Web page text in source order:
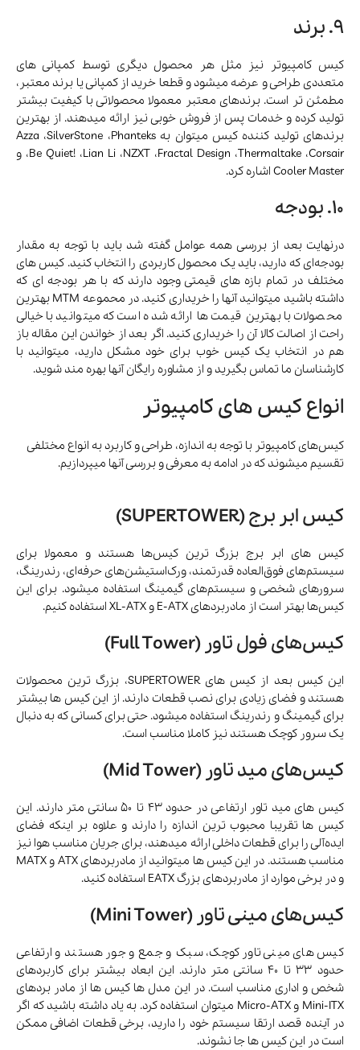
9. برند
کیس کامپیوتر نیز مثل هر محصول دیگری توسط کمپانی های
متعددی طراحی و عرضه میشود و قطعا خرید از کمپانی یا برند معتبر،
مطمئن تر است. برندهای معتبر معمولا محصولاتی با کیفیت بیشتر
تولید کرده و خدمات پس از فروش خوبی نیز ارائه میدهند. از بهترین
برندهای تولید کننده کیس میتوان به Azza ،SilverStone ،Phanteks
،Be Quiet! ،Lian Li ،NZXT ،Fractal Design ،Thermaltake ،Corsair و
Cooler Master اشاره کرد.
10. بودجه
درنهایت بعد از بررسی همه عوامل گفته شد باید با توجه به مقدار
بودجه‌ای که دارید، باید یک محصول کاربردی را انتخاب کنید. کیس های
مختلف در تمام بازه های قیمتی وجود دارند که با هر بودجه ای که
داشته باشید میتوانید آنها را خریداری کنید. در محموعه MTM بهترین
محصولات با بهترین قیمت ها ارائه شده است که میتوانید با خیالی
راحت از اصالت کالا آن را خریداری کنید. اگر بعد از خواندن این مقاله باز
هم در انتخاب یک کیس خوب برای خود مشکل دارید، میتوانید با
کارشناسان ما تماس بگیرید و از مشاوره رایگان آنها بهره مند شوید.
انواع کیس های کامپیوتر
کیس‌های کامپیوتر با توجه به اندازه، طراحی و کاربرد به انواع مختلفی
تقسیم میشوند که در ادامه به معرفی و بررسی آنها میپردازیم.
کیس ابر برج (SUPERTOWER)
کیس های ابر برج بزرگ ترین کیس‌ها هستند و معمولا برای
سیستم‌های فوق‌العاده قدرتمند، ورک‌استیشن‌های حرفه‌ای، رندرینگ،
سرورهای شخصی و سیستم‌های گیمینگ استفاده میشود. برای این
کیس‌ها بهتر است از مادربردهای E-ATX و XL-ATX استفاده کنیم.
کیس‌های فول تاور (Full Tower)
این کیس بعد از کیس های SUPERTOWER، بزرگ ترین محصولات
هستند و فضای زیادی برای نصب قطعات دارند. از این کیس ها بیشتر
برای گیمینگ و رندرینگ استفاده میشود. حتی برای کسانی که به دنبال
یک سرور کوچک هستند نیز کاملا مناسب است.
کیس‌های مید تاور (Mid Tower)
کیس های مید تاور ارتفاعی در حدود ۴۳ تا ۵۰ سانتی متر دارند. این
کیس ها تقریبا محبوب ترین اندازه را دارند و علاوه بر اینکه فضای
ایده‌آلی را برای قطعات داخلی ارائه میدهند، برای جریان مناسب هوا نیز
مناسب هستند. در این کیس ها میتوانید از مادربردهای ATX و MATX
و در برخی موارد از مادربردهای بزرگ EATX استفاده کنید.
کیس‌های مینی تاور (Mini Tower)
کیس های مینی تاور کوچک، سبک و جمع و جور هستند و ارتفاعی
حدود ۳۳ تا ۴۰ سانتی متر دارند. این ابعاد بیشتر برای کاربردهای
شخص و اداری مناسب است. در این مدل ها کیس ها از مادر بردهای
Mini-ITX و Micro-ATX میتوان استفاده کرد. به یاد داشته باشید که اگر
در آینده قصد ارتقا سیستم خود را دارید، برخی قطعات اضافی ممکن
است در این کیس ها جا نشوند.